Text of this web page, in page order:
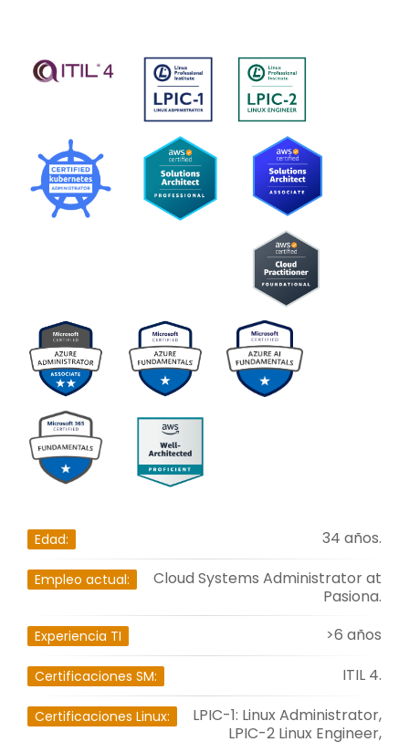
Edad: 34 años.
Empleo actual:
Cloud Systems Administrator at
Pasiona.
Experiencia TI >6 años
Certificaciones SM: ITIL 4.
Certificaciones Linux:
LPIC-1: Linux Administrator,
LPIC-2 Linux Engineer,